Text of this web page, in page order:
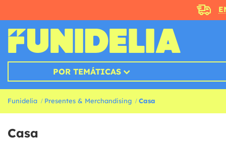
POR TEMÁTICAS
Funidelia Presentes & Merchandising Casa
Casa